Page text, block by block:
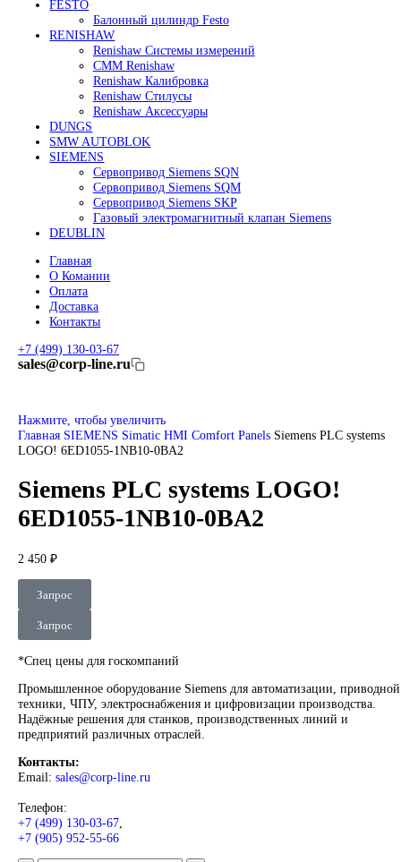
HEIDENHAIN
Линейные энкодеры Heidenhain LS 628C
Линейные энкодеры Heidenhain LS 688C
Линейные энкодеры Heidenhain LC 185
Линейные энкодеры Heidenhain LC 195F
FANUC ROBOT
Робот Fanuc для сварки
Коллаборативные-роботы FANUC
Робот Delta Fanuc
Редуктор Fanuc Робот
FESTO
CMM Renishaw
DUNGS
SMW AUTOBLOK
Сервопривод Siemens SQM
Сервопривод Siemens SKP
Газовый электромагнитный клапан Siemens
Главная
О Комании
Доставка
Контакты
+7 (499) 130-03-67
sales@corp-line.ru
Нажмите, чтобы увеличить
ГлавнаяSIEMENSSimatic HMIComfort PanelsSiemens PLC
LOGO! 6ED1055-1NB10-0BA2
Siemens PLC systems LOGO!
6ED1055-1NB10-0BA2
2 450₽